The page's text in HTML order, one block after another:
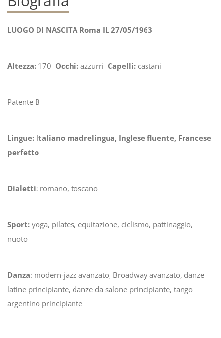
LUOGO DI NASCITA Roma IL 27/05/1963
Altezza: 170 Occhi: azzurri Capelli: castani
Patente B
Lingue: Italiano madrelingua, Inglese fluente, Francese
perfetto
Dialetti: romano, toscano
Sport: yoga, pilates, equitazione, ciclismo, pattinaggio,
nuoto
Danza: modern-jazz avanzato, Broadway avanzato, danze
latine principiante, danze da salone principiante, tango
argentino principiante